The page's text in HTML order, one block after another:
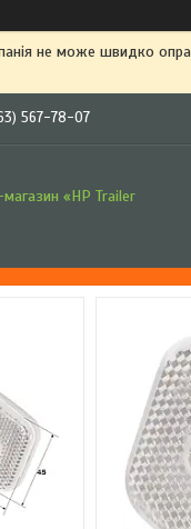
не може швидко
567-78-07
«HP Trailer